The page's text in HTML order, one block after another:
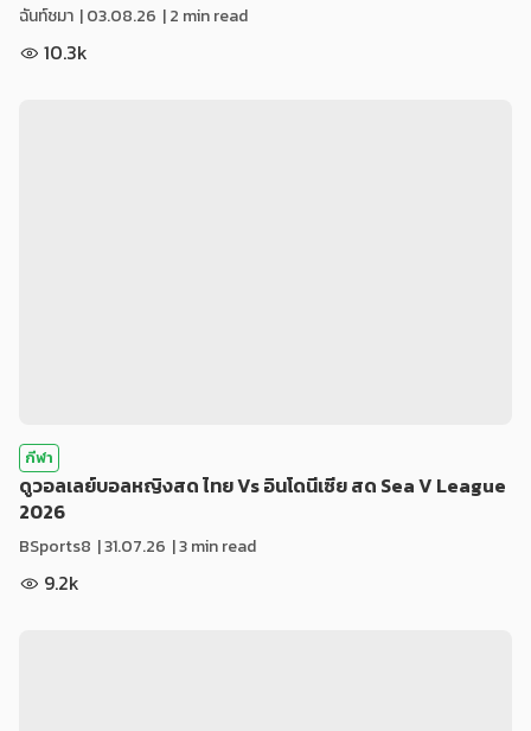
ฉันท์ชมา |03.08.26 | 2 min read
10.3k
กีฬา
ดูวอลเลย์บอลหญิงสด ไทย Vs อินโดนีเซีย สด Sea V League
2026
BSports8 |31.07.26 | 3 min read
9.2k